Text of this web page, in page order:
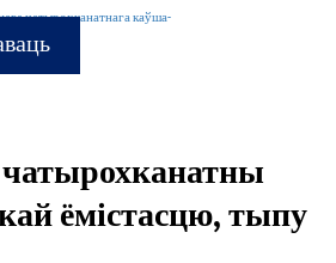
чатырохканатнага каўша-
ёмістасцю, тыпу